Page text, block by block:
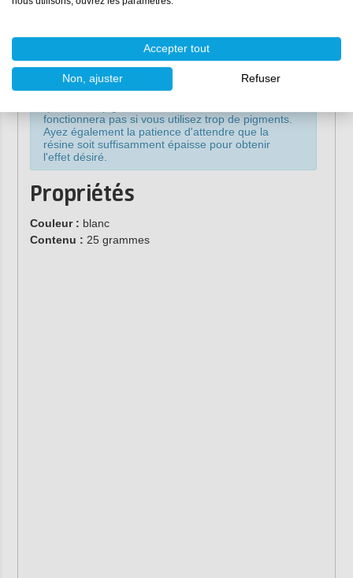
Laissez l'époxy durcir pendant environ 24 heures et
démoulez le résultat avec précaution.
Notre conseil: veillez à utiliser une très petite
fonctionnera pas si vous utilisez trop de pigments.
Ayez également la patience d'attendre que la
résine soit suffisamment épaisse pour obtenir
l'effet désiré.
Propriétés
Couleur : blanc
Contenu : 25 grammes
Accepter tout
Non, ajuster Refuser